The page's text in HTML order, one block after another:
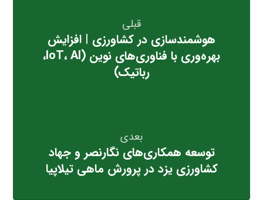
قبلی
هوشمندسازی در کشاورزی | افزایش
بهره‌وری با فناوری‌های نوین (IoT، AI،
رباتیک)
بعدی
توسعه همکاری‌های نگارنصر و جهاد
کشاورزی یزد در پرورش ماهی تیلاپیا